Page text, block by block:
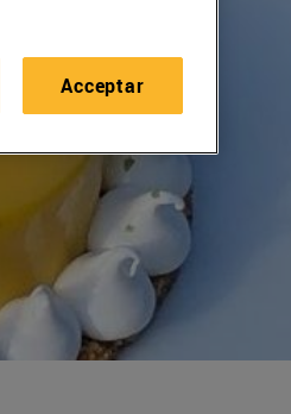
Acceptar